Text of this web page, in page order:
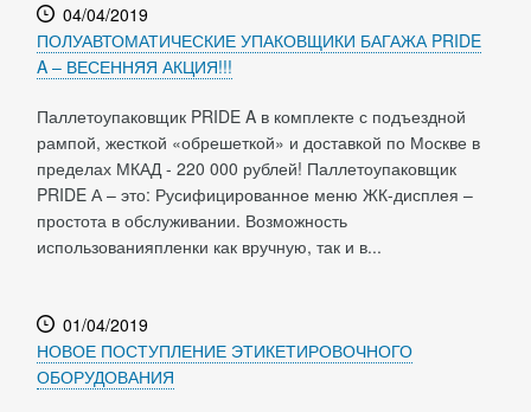
04/04/2019
ПОЛУАВТОМАТИЧЕСКИЕ УПАКОВЩИКИ БАГАЖА PRIDE
A – ВЕСЕННЯЯ АКЦИЯ!!!
Паллетоупаковщик PRIDE A в комплекте с подъездной
рампой, жесткой «обрешеткой» и доставкой по Москве в
пределах МКАД - 220 000 рублей! Паллетоупаковщик
PRIDE А – это: Русифицированное меню ЖК-дисплея –
простота в обслуживании. Возможность
использованияпленки как вручную, так и в...
01/04/2019
НОВОЕ ПОСТУПЛЕНИЕ ЭТИКЕТИРОВОЧНОГО
ОБОРУДОВАНИЯ